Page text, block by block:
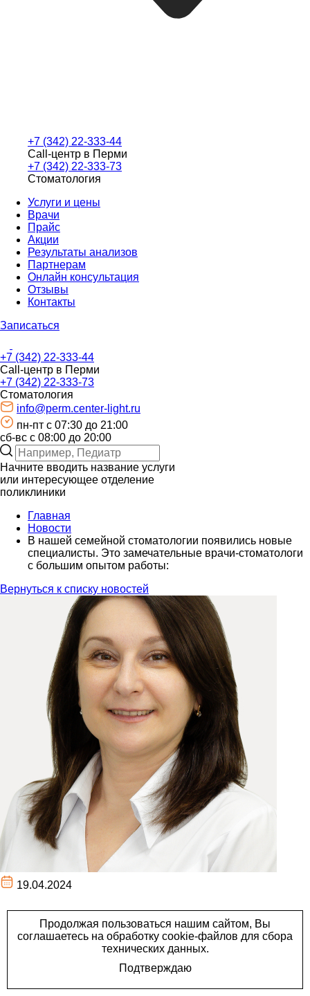
+7 (342) 22-333-44
Call-центр в Перми
+7 (342) 22-333-73
Стоматология
Услуги и цены
Врачи
Прайс
Акции
Результаты анализов
Партнерам
Онлайн консультация
Отзывы
Контакты
Записаться
+7 (342) 22-333-44
Call-центр в Перми
+7 (342) 22-333-73
Стоматология
info@perm.center-light.ru
пн-пт c 07:30 до 21:00
сб-вс с 08:00 до 20:00
Начните вводить название услуги
или интересующее отделение
поликлиники
Главная
Новости
В нашей семейной стоматологии появились новые
специалисты. Это замечательные врачи-стоматологи
с большим опытом работы:
Вернуться к списку новостей
19.04.2024
В нашей семейной
стоматологии появились
новые специалисты. Это